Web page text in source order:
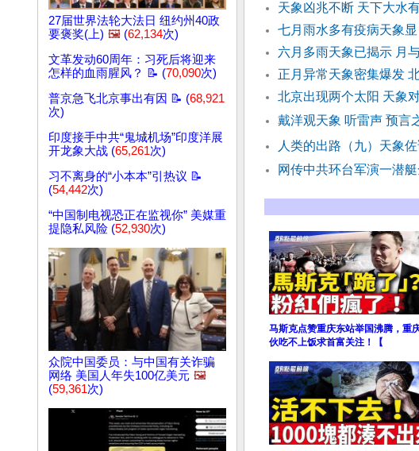
27届世界法轮大法日 纽约州40政
要褒奖(上) 🖼️ (62,134次)
文革发动60周年：习死后将迎来
怎样的血雨腥风？ 📝 (70,090次)
普京急飞北京事出有因 📝 (68,921
次)
印度接手中共“鬼城机场”印度洋展
开龙象大战 (65,261次)
习不离身的“小本本”引热议 📝
(54,442次)
“中国制电视恐正在监视你” 美媒重
提隐私风险 (52,930次)
众院中国委员：与中国有关诈骗
网络 美国人年失100亿美元 🖼️
(59,361次)
天象凶兆不断 天下大水
七月雨水多有疫病天象
六月多雨天象已揭示 月
正月异常天象密集爆发
北京出现两个太阳 天象
戴洋观天象 听雷声 预言
人类的出路（九）天象
网传中共环台军演一潜
马斯克点赞重庆东站举国沸腾，重
伙吃不上饭求首富关注！【